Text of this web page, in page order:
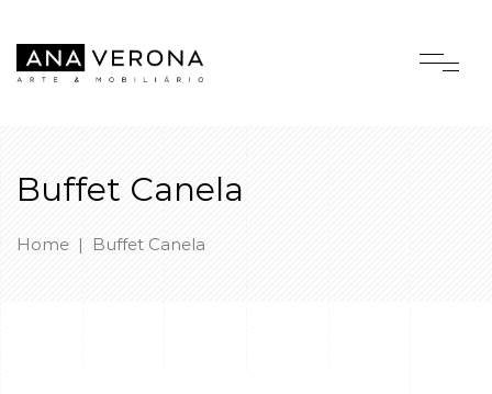
Buffet Canela
Home | Buffet Canela